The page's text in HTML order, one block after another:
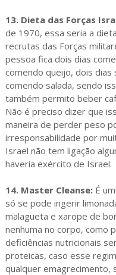
13. Dieta das Forças
de 1970, essa seria a
recrutas das Forças
pessoa fica dois dias
comendo queijo, dois
comendo salada, sendo
também permito beber
Não é preciso dizer que
maneira de perder peso
irresponsabilidade por
Israel não tem ligação
haveria exército de Israel.
14. Master Cleanse:É
só se pode ingerir
malagueta e xarope de
nenhuma no corpo, como
deficiências nutricionais
proteicas, caso esse
qualquer emagrecimento,